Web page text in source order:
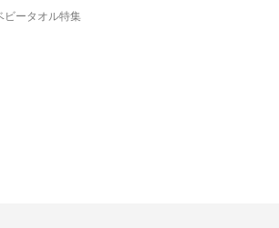
ビータオル特集